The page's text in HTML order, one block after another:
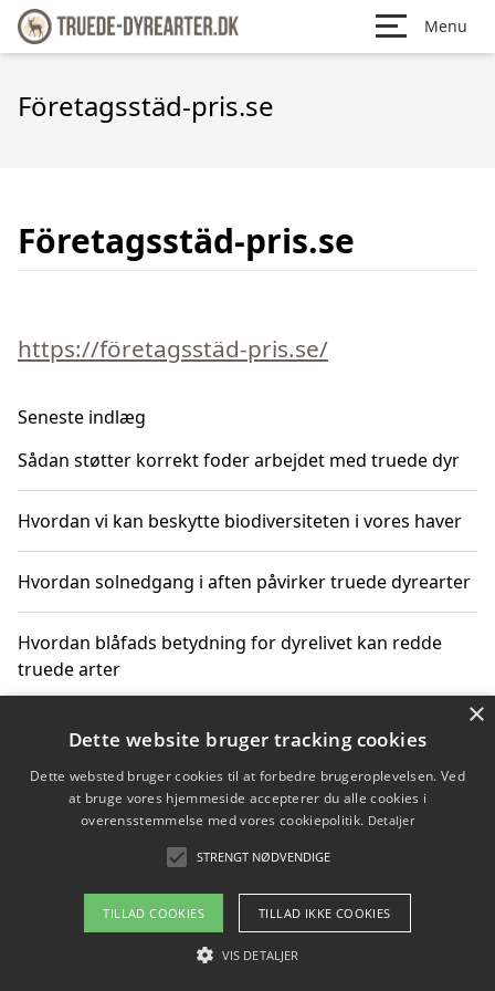
Menu
Företagsstäd-pris.se
Företagsstäd-pris.se
https://företagsstäd-pris.se/
Seneste indlæg
Sådan støtter korrekt foder arbejdet med truede dyr
Hvordan vi kan beskytte biodiversiteten i vores haver
Hvordan solnedgang i aften påvirker truede dyrearter
Hvordan blåfads betydning for dyrelivet kan redde
truede arter
Hvordan kan gaver til unge voksne støtte bevarelsen
Copyright 2026 - Pilanto Aps
Om / kontakt
Blog Betingelser
×
Dette website bruger tracking cookies
Dette websted bruger cookies til at forbedre brugeroplevelsen. Ved
at bruge vores hjemmeside accepterer du alle cookies i
overensstemmelse med vores cookiepolitik. Detaljer
STRENGT NØDVENDIGE
TILLAD COOKIES TILLAD IKKE COOKIES
VIS DETALJER